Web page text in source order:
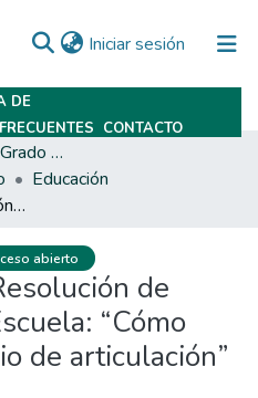
Iniciar sesión (current)
DE
CONTACTO
Trabajos Finales De Grado Y Posgrado
Educación
Capacitación en Resolución de Conflictos en la Escuela: “Cómo generar un espacio de articulación”
abierto
de
“Cómo
de articulación”